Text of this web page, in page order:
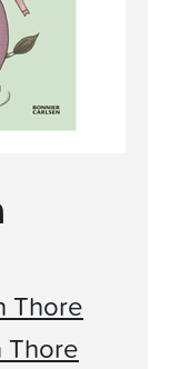
Thore
Thore